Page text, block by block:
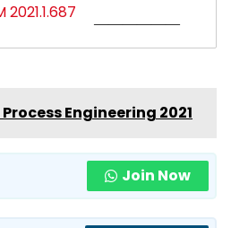
——————
Process Engineering 2021
Join Now